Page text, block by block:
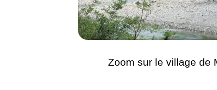
Zoom sur le village de